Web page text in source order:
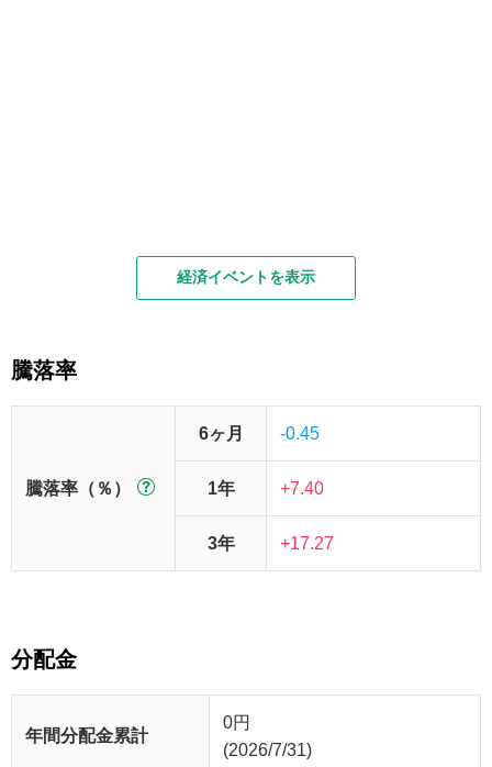
経済イベントを表示
騰落率
騰落率（％）
6ヶ月 -0.45
1年 +7.40
3年 +17.27
分配金
年間分配金累計
0円
(2026/7/31)